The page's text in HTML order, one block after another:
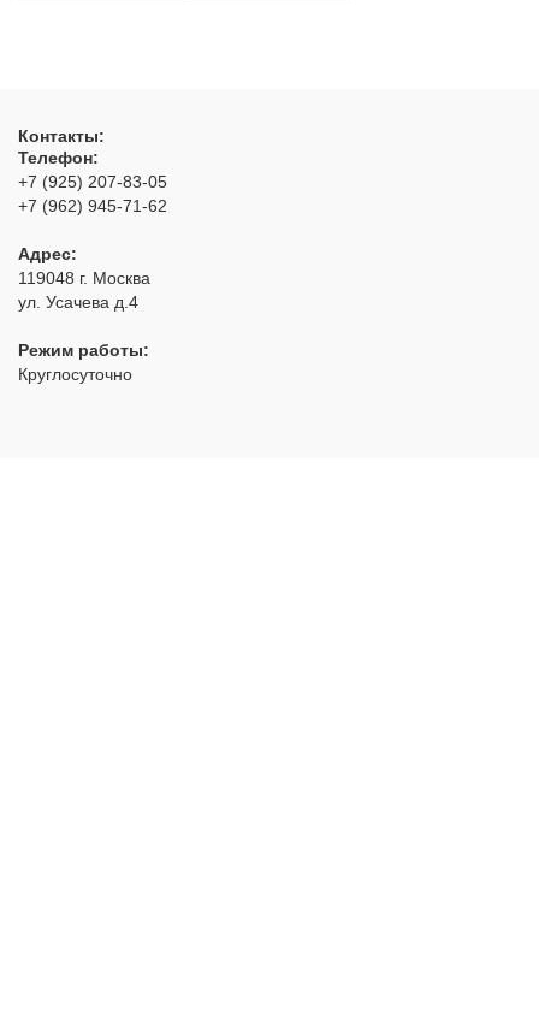
Контакты:
Телефон:
+7 (925) 207-83-05
+7 (962) 945-71-62
Адрес:
119048 г. Москва
ул. Усачева д.4
Режим работы:
Круглосуточно